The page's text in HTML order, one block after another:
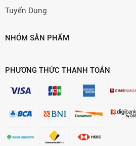
Tuyển Dụng
NHÓM SẢN PHẨM
PHƯƠNG THỨC THANH TOÁN